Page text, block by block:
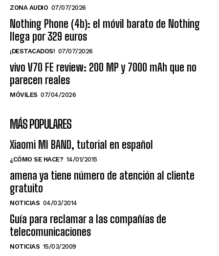
ZONA AUDIO 07/07/2026
Nothing Phone (4b): el móvil barato de Nothing
llega por 329 euros
¡DESTACADOS! 07/07/2026
vivo V70 FE review: 200 MP y 7000 mAh que no
parecen reales
MÓVILES 07/04/2026
MÁS POPULARES
Xiaomi MI BAND, tutorial en español
¿CÓMO SE HACE? 14/01/2015
amena ya tiene número de atención al cliente
gratuito
NOTICIAS 04/03/2014
Guía para reclamar a las compañías de
telecomunicaciones
NOTICIAS 15/03/2009